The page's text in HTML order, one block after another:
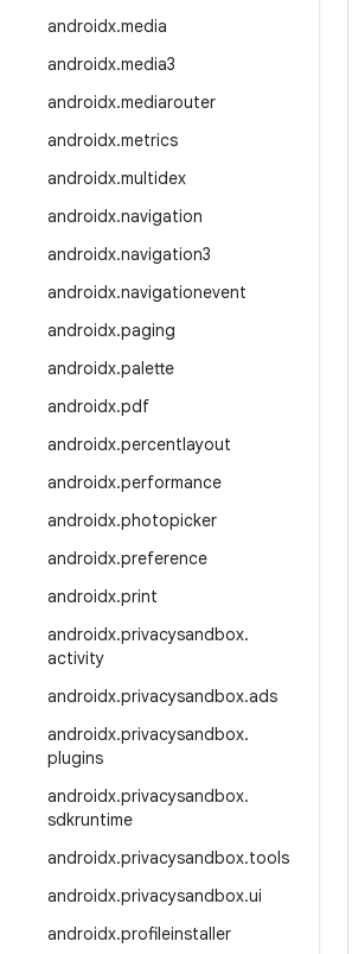
androidx.media
androidx.media3
androidx.mediarouter
androidx.metrics
androidx.multidex
androidx.navigation
androidx.navigation3
androidx.navigationevent
androidx.paging
androidx.palette
androidx.pdf
androidx.percentlayout
androidx.performance
androidx.photopicker
androidx.preference
androidx.print
androidx.privacysandbox.
activity
androidx.privacysandbox.ads
androidx.privacysandbox.
plugins
androidx.privacysandbox.
sdkruntime
androidx.privacysandbox.tools
androidx.privacysandbox.ui
androidx.profileinstaller